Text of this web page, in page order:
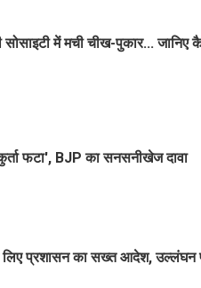
में मची चीख-पुकार...
फटा', BJP का सनसनीखेज दावा
लिए प्रशासन का सख्त आदेश, उल्लंघन